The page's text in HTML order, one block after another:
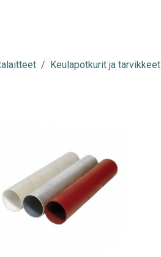
Keulapotkurit ja tarvikkeet